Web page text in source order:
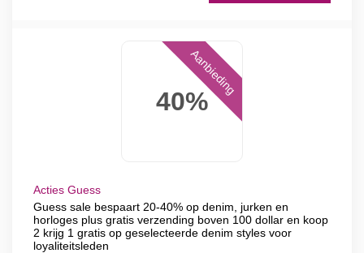
40%
Aanbieding
Acties Guess
Guess sale bespaart 20-40% op denim, jurken en
horloges plus gratis verzending boven 100 dollar en koop
2 krijg 1 gratis op geselecteerde denim styles voor
loyaliteitsleden